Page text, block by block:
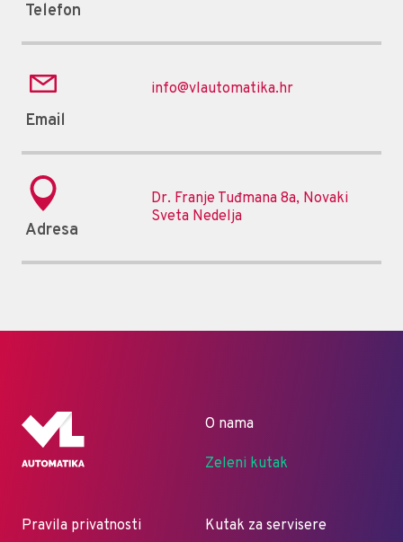
Telefon
Email
info@vlautomatika.hr
Adresa
Dr. Franje Tuđmana 8a, Novaki
Sveta Nedelja
O nama
Zeleni kutak
Pravila privatnosti Kutak za servisere